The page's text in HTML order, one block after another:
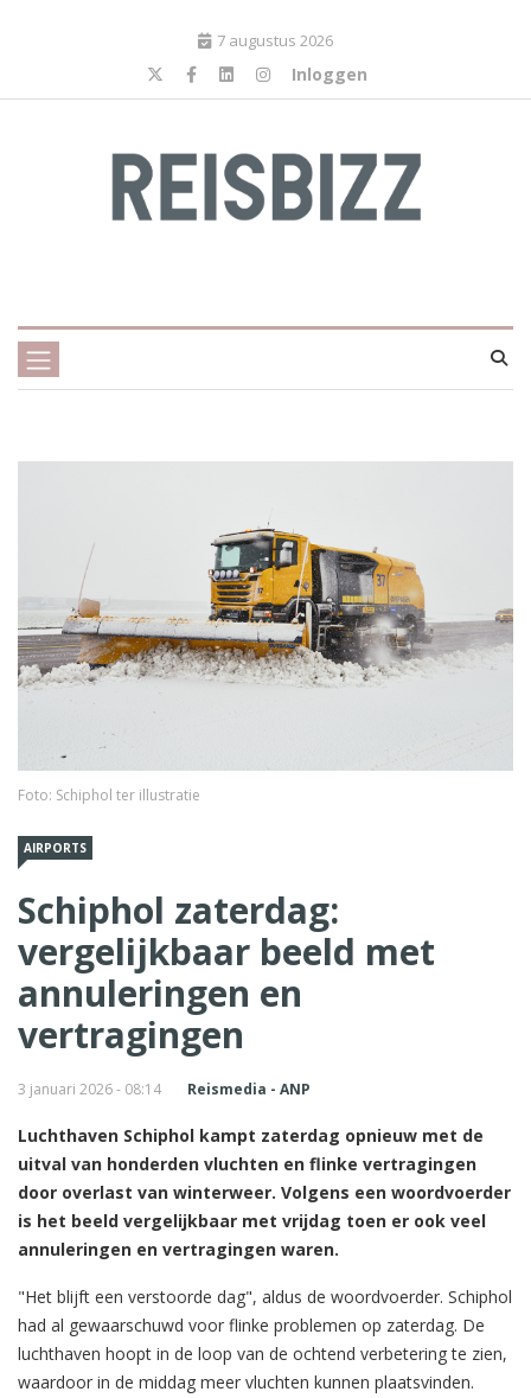
7 augustus 2026
Inloggen
Foto: Schiphol ter illustratie
AIRPORTS
Schiphol zaterdag:
vergelijkbaar beeld met
annuleringen en
vertragingen
3 januari 2026 - 08:14 Reismedia - ANP
Luchthaven Schiphol kampt zaterdag opnieuw met de
uitval van honderden vluchten en flinke vertragingen
door overlast van winterweer. Volgens een woordvoerder
is het beeld vergelijkbaar met vrijdag toen er ook veel
annuleringen en vertragingen waren.
"Het blijft een verstoorde dag", aldus de woordvoerder. Schiphol
had al gewaarschuwd voor flinke problemen op zaterdag. De
luchthaven hoopt in de loop van de ochtend verbetering te zien,
waardoor in de middag meer vluchten kunnen plaatsvinden.